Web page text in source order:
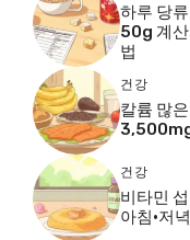
하루 당
50g 계
법
건강
칼륨 많
건강
비타민
아침·저